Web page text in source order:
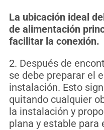
La ubicación ideal
de alimentación
facilitar la conexión.
2. Después de
se debe preparar el
instalación. Esto
quitando cualquier
la instalación y
plana y estable para